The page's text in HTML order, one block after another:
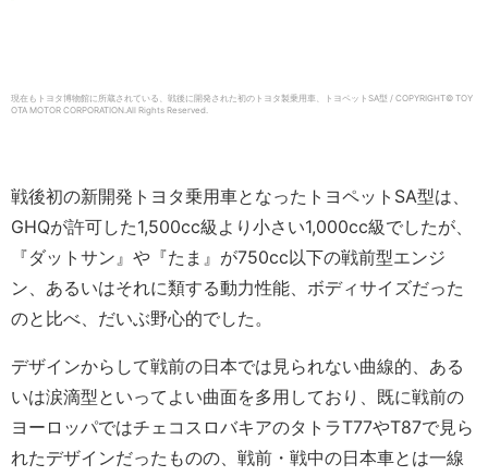
現在もトヨタ博物館に所蔵されている、戦後に開発された初のトヨタ製乗用車、トヨペットSA型 / COPYRIGHT© TOY
OTA MOTOR CORPORATION.All Rights Reserved.
戦後初の新開発トヨタ乗用車となったトヨペットSA型は、
GHQが許可した1,500cc級より小さい1,000cc級でしたが、
『ダットサン』や『たま』が750cc以下の戦前型エンジ
ン、あるいはそれに類する動力性能、ボディサイズだった
のと比べ、だいぶ野心的でした。
デザインからして戦前の日本では見られない曲線的、ある
いは涙滴型といってよい曲面を多用しており、既に戦前の
ヨーロッパではチェコスロバキアのタトラT77やT87で見ら
れたデザインだったものの、戦前・戦中の日本車とは一線